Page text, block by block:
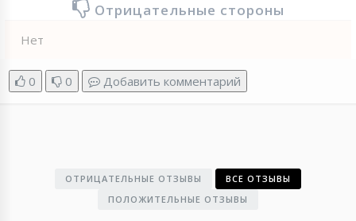
Отрицательные стороны
Нет
0 0 Добавить комментарий
ОТРИЦАТЕЛЬНЫЕ ОТЗЫВЫ
ВСЕ ОТЗЫВЫ
ПОЛОЖИТЕЛЬНЫЕ ОТЗЫВЫ